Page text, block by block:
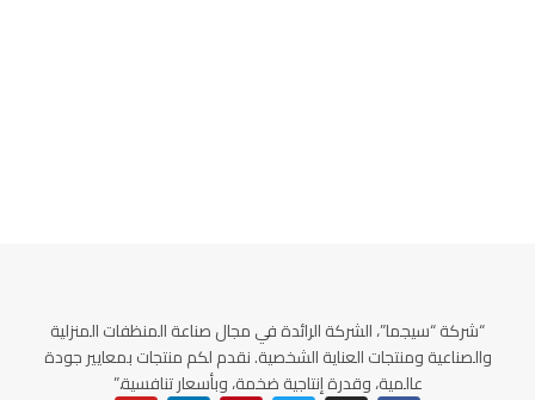
“شركة “سيجما”، الشركة الرائدة في مجال صناعة المنظفات المنزلية
والصناعية ومنتجات العناية الشخصية. نقدم لكم منتجات بمعايير جودة
عالمية، وقدرة إنتاجية ضخمة، وبأسعار تنافسية.”